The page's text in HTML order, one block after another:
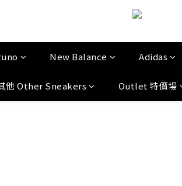
New Balance Adidas
他 Other Sneakers Outlet 特價場